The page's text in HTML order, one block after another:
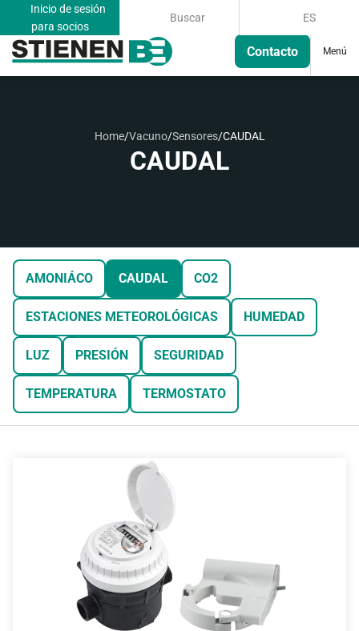
Inicio de sesión
para socios
Buscar ES
Contacto Menú
Home/Vacuno/Sensores/CAUDAL
CAUDAL
AMONIÁCO CAUDAL CO2
ESTACIONES METEOROLÓGICAS HUMEDAD
LUZ PRESIÓN SEGURIDAD
TEMPERATURA TERMOSTATO